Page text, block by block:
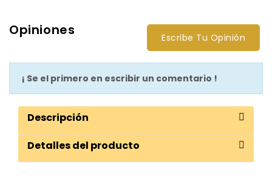
Opiniones Escribe Tu Opinión
¡ Se el primero en escribir un comentario !
Descripción
Detalles del producto